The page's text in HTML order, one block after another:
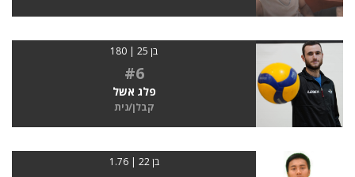
בן 25 | 180
#6
פלג אשל
קבלן/נית
בן 22 | 1.76